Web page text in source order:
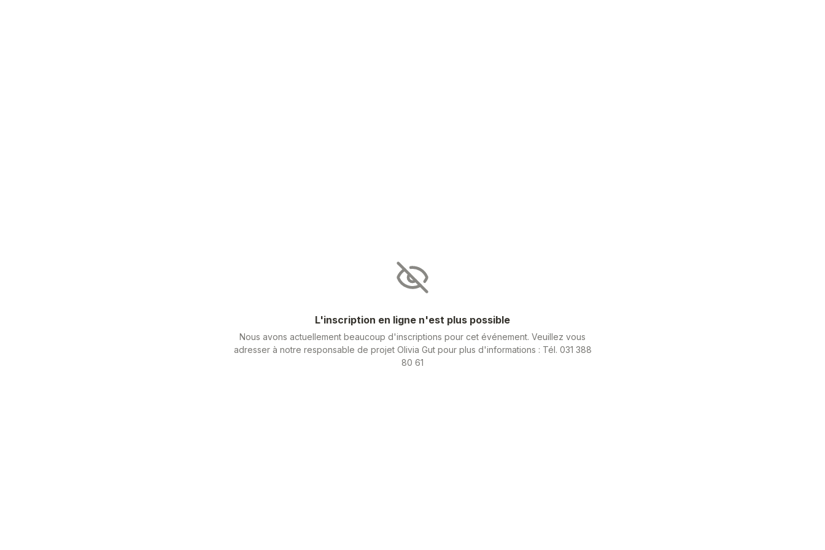
L'inscription en ligne n'est plus possible
Nous avons actuellement beaucoup d'inscriptions pour cet événement. Veuillez vous
adresser à notre responsable de projet Olivia Gut pour plus d'informations : Tél. 031 388
80 61